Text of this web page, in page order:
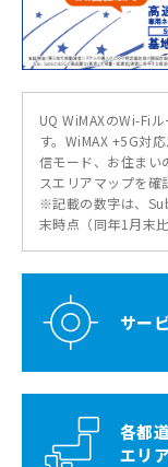
UQ mobile
UQ
オンライン
販売店舗
UQ WiMAXのWi-Fi
す。WiMAX +5G対
信モード、お住まい
スエリアマップを確
※記載の数字は、
末時点（同年1月末
サー
各都
エリ